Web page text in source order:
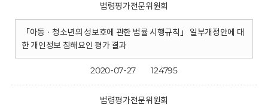
법령평가전문위원회
「아동 · 청소년의 성보호에 관한 법률 시행규칙」 일부개정안에 대
한 개인정보 침해요인 평가 결과
2020-07-27 124795
법령평가전문위원회